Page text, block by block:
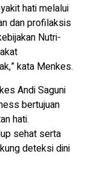
hati melalui
dan profilaksis
Nutri-
kata Menkes.
Andi Saguni
bertujuan
hati.
sehat serta
deteksi dini